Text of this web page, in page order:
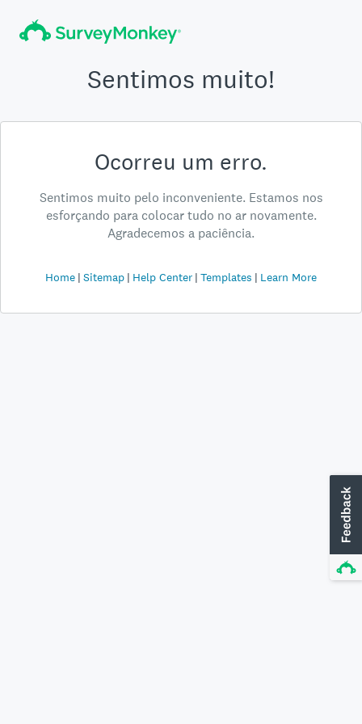
Sentimos muito!
Ocorreu um erro.
Sentimos muito pelo inconveniente. Estamos nos
esforçando para colocar tudo no ar novamente.
Agradecemos a paciência.
Home Sitemap Help Center Templates Learn More